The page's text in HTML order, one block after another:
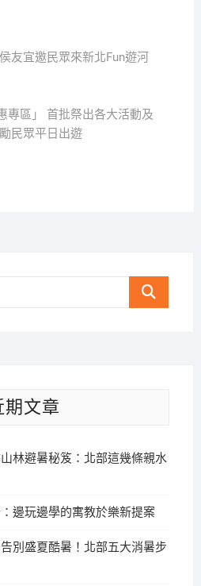
友宜邀民眾來新北Fun遊河
專區」 首批祭出各大活動及
民眾平日出遊
Search
期文章
林避暑秘笈：北部這幾條親水
邊玩邊學的寓教於樂新提案
別盛夏酷暑！北部五大消暑步